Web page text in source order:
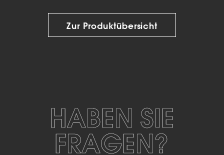
Zur Produktübersicht
HABEN SIE
FRAGEN?